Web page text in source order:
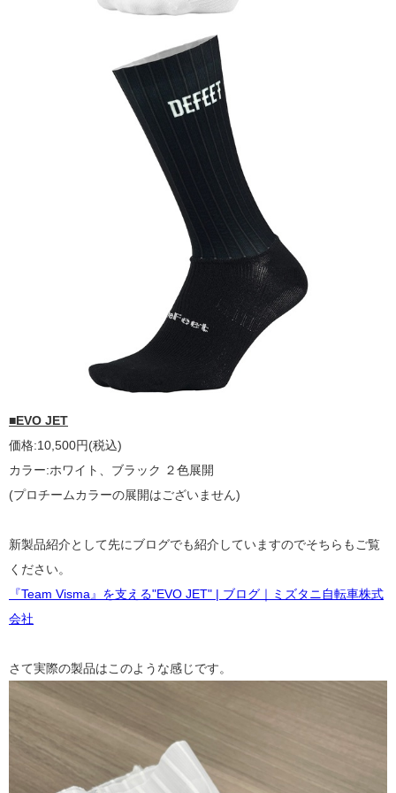
■EVO JET
価格:10,500円(税込)
カラー:ホワイト、ブラック ２色展開
(プロチームカラーの展開はございません)
新製品紹介として先にブログでも紹介していますのでそちらもご覧
ください。
『Team Visma』を支える"EVO JET" | ブログ｜ミズタニ自転車株式
会社
さて実際の製品はこのような感じです。